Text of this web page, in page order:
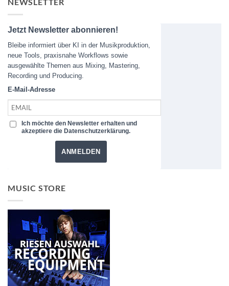
NEWSLETTER
Jetzt Newsletter abonnieren!
Bleibe informiert über KI in der Musikproduktion,
neue Tools, praxisnahe Workflows sowie
ausgewählte Themen aus Mixing, Mastering,
Recording und Producing.
E-Mail-Adresse
Ich möchte den Newsletter erhalten und
akzeptiere die Datenschutzerklärung.
ANMELDEN
MUSIC STORE